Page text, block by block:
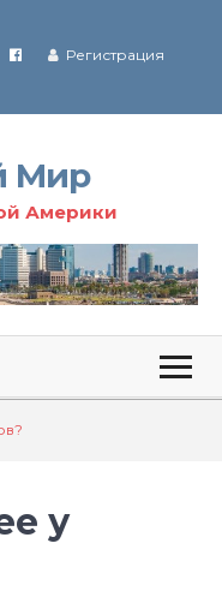
Иране
Регистрация
Мир
Америки
у